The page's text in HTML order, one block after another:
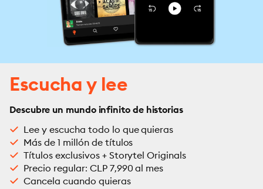
Escucha y lee
Descubre un mundo infinito de historias
Lee y escucha todo lo que quieras
Más de 1 millón de títulos
Títulos exclusivos + Storytel Originals
Precio regular: CLP 7,990 al mes
Cancela cuando quieras